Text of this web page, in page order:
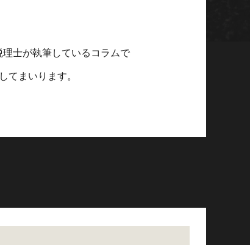
士が執筆しているコラムで
てまいります。